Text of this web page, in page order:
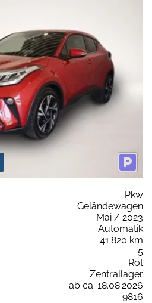
Pkw
Geländewagen
Mai / 2023
Automatik
41.820 km
5
Rot
Zentrallager
ab ca. 18.08.2026
9816